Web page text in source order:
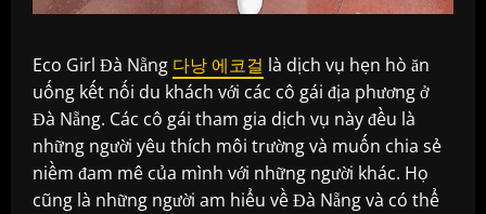
Eco Girl Đà Nẵng 다낭 에코걸 là dịch vụ hẹn hò ăn
uống kết nối du khách với các cô gái địa phương ở
Đà Nẵng. Các cô gái tham gia dịch vụ này đều là
những người yêu thích môi trường và muốn chia sẻ
niềm đam mê của mình với những người khác. Họ
cũng là những người am hiểu về Đà Nẵng và có thể